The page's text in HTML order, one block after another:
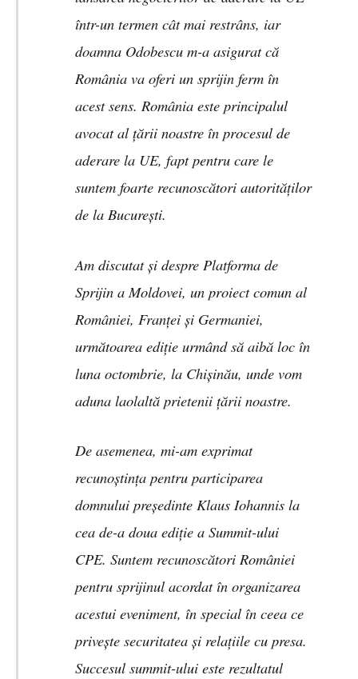
într-un termen cât mai restrâns, iar
doamna Odobescu m-a asigurat că
România va oferi un sprijin ferm în
acest sens. România este principalul
avocat al țării noastre în procesul de
aderare la UE, fapt pentru care le
suntem foarte recunoscători autorităților
de la București.
Am discutat și despre Platforma de
Sprijin a Moldovei, un proiect comun al
României, Franței și Germaniei,
următoarea ediție urmând să aibă loc în
luna octombrie, la Chișinău, unde vom
aduna laolaltă prietenii țării noastre.
De asemenea, mi-am exprimat
recunoștința pentru participarea
domnului președinte Klaus Iohannis la
cea de-a doua ediție a Summit-ului
CPE. Suntem recunoscători României
pentru sprijinul acordat în organizarea
acestui eveniment, în special în ceea ce
privește securitatea și relațiile cu presa.
Succesul summit-ului este rezultatul